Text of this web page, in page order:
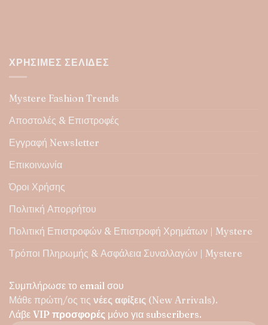
ΧΡΉΣΙΜΕΣ ΣΕΛΊΔΕΣ
Mystere Fashion Trends
Αποστολές & Επιστροφές
Εγγραφή Newsletter
Επικοινωνία
Όροι Χρήσης
Πολιτική Απορρήτου
Πολιτική Επιστροφών & Επιστροφή Χρημάτων | Mystere
Τρόποι Πληρωμής & Ασφάλεια Συναλλαγών | Mystere
Συμπλήρωσε το email σου
Μάθε πρώτη/ος τις νέες αφίξεις (New Arrivals).
Λάβε VIP προσφορές μόνο για subscribers.